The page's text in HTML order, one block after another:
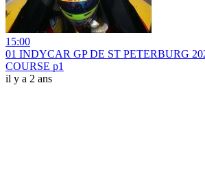
15:00
01 INDYCAR GP DE ST PETERBURG
COURSE p1
il y a 2 ans